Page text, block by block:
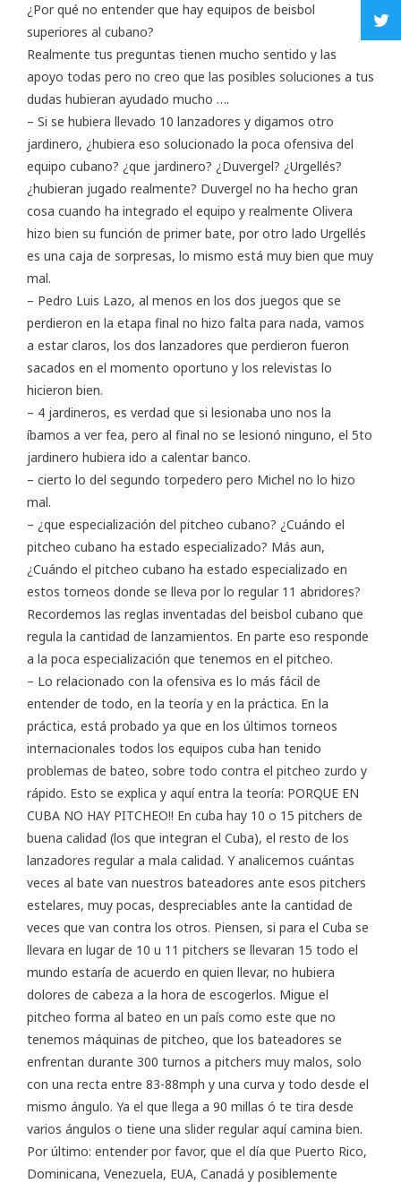
¿Por qué no entender que hay equipos de beisbol
superiores al cubano?
Realmente tus preguntas tienen mucho sentido y las
apoyo todas pero no creo que las posibles soluciones a tus
dudas hubieran ayudado mucho ….
– Si se hubiera llevado 10 lanzadores y digamos otro
jardinero, ¿hubiera eso solucionado la poca ofensiva del
equipo cubano? ¿que jardinero? ¿Duvergel? ¿Urgellés?
¿hubieran jugado realmente? Duvergel no ha hecho gran
cosa cuando ha integrado el equipo y realmente Olivera
hizo bien su función de primer bate, por otro lado Urgellés
es una caja de sorpresas, lo mismo está muy bien que muy
mal.
– Pedro Luis Lazo, al menos en los dos juegos que se
perdieron en la etapa final no hizo falta para nada, vamos
a estar claros, los dos lanzadores que perdieron fueron
sacados en el momento oportuno y los relevistas lo
hicieron bien.
– 4 jardineros, es verdad que si lesionaba uno nos la
íbamos a ver fea, pero al final no se lesionó ninguno, el 5to
jardinero hubiera ido a calentar banco.
– cierto lo del segundo torpedero pero Michel no lo hizo
mal.
– ¿que especialización del pitcheo cubano? ¿Cuándo el
pitcheo cubano ha estado especializado? Más aun,
¿Cuándo el pitcheo cubano ha estado especializado en
estos torneos donde se lleva por lo regular 11 abridores?
Recordemos las reglas inventadas del beisbol cubano que
regula la cantidad de lanzamientos. En parte eso responde
a la poca especialización que tenemos en el pitcheo.
– Lo relacionado con la ofensiva es lo más fácil de
entender de todo, en la teoría y en la práctica. En la
práctica, está probado ya que en los últimos torneos
internacionales todos los equipos cuba han tenido
problemas de bateo, sobre todo contra el pitcheo zurdo y
rápido. Esto se explica y aquí entra la teoría: PORQUE EN
CUBA NO HAY PITCHEO!! En cuba hay 10 o 15 pitchers de
buena calidad (los que integran el Cuba), el resto de los
lanzadores regular a mala calidad. Y analicemos cuántas
veces al bate van nuestros bateadores ante esos pitchers
estelares, muy pocas, despreciables ante la cantidad de
veces que van contra los otros. Piensen, si para el Cuba se
llevara en lugar de 10 u 11 pitchers se llevaran 15 todo el
mundo estaría de acuerdo en quien llevar, no hubiera
dolores de cabeza a la hora de escogerlos. Migue el
pitcheo forma al bateo en un país como este que no
tenemos máquinas de pitcheo, que los bateadores se
enfrentan durante 300 turnos a pitchers muy malos, solo
con una recta entre 83-88mph y una curva y todo desde el
mismo ángulo. Ya el que llega a 90 millas ó te tira desde
varios ángulos o tiene una slider regular aquí camina bien.
Por último: entender por favor, que el día que Puerto Rico,
Dominicana, Venezuela, EUA, Canadá y posiblemente